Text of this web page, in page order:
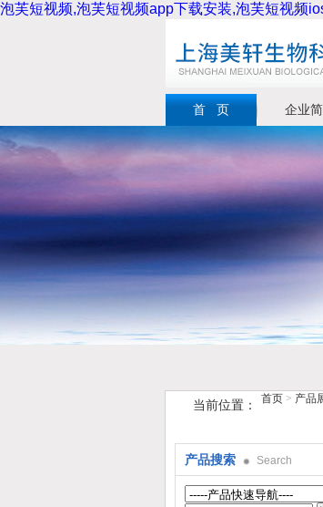
泡芙短视频,泡芙短视频app下载安装,泡芙短视频
上海泡芙短视频生物科
首 页 企业
当前位置： 首页 > 产品
产品搜索 Search